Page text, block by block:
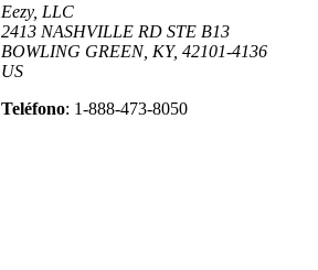
Eezy, LLC
2413 NASHVILLE RD STE B13
BOWLING GREEN, KY, 42101-4136
US
Teléfono: 1-888-473-8050